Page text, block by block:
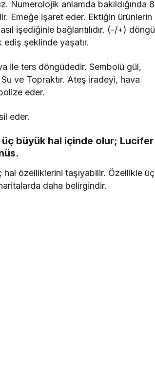
Numerolojik anlamda bakıldığında 8
Emeğe işaret eder. Ektiğin ürünlerin
işediğinle bağlantılıdır. (-/+) döngü
ediş şeklinde yaşatır.
ile ters döngüdedir. Sembolü gül,
Su ve Topraktır. Ateş iradeyi, hava
eder.
eder.
üç büyük hal içinde olur; Lucifer
hal özelliklerini taşıyabilir. Özellikle üç
daha belirgindir.